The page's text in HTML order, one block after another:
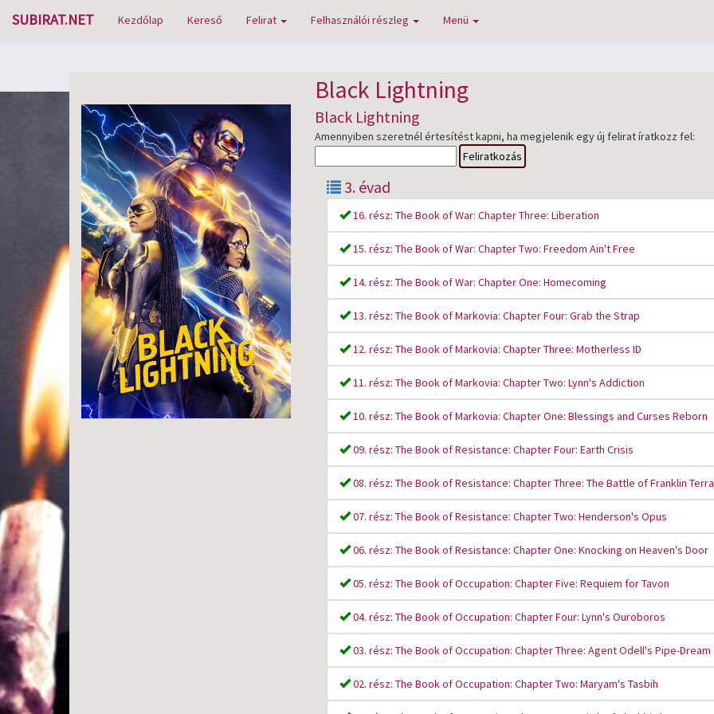
SUBIRAT.NET Kezdőlap Kereső Felirat Felhasználói részleg Menü
Black Lightning
Black Lightning
Amennyiben szeretnél értesítést kapni, ha megjelenik egy új felirat íratkozz fel:
Feliratkozás
3. évad
16. rész: The Book of War: Chapter Three: Liberation
15. rész: The Book of War: Chapter Two: Freedom Ain't Free
14. rész: The Book of War: Chapter One: Homecoming
13. rész: The Book of Markovia: Chapter Four: Grab the Strap
12. rész: The Book of Markovia: Chapter Three: Motherless ID
11. rész: The Book of Markovia: Chapter Two: Lynn's Addiction
10. rész: The Book of Markovia: Chapter One: Blessings and Curses Reborn
09. rész: The Book of Resistance: Chapter Four: Earth Crisis
08. rész: The Book of Resistance: Chapter Three: The Battle of Franklin
07. rész: The Book of Resistance: Chapter Two: Henderson's Opus
06. rész: The Book of Resistance: Chapter One: Knocking on Heaven's Door
05. rész: The Book of Occupation: Chapter Five: Requiem for Tavon
04. rész: The Book of Occupation: Chapter Four: Lynn's Ouroboros
03. rész: The Book of Occupation: Chapter Three: Agent Odell's Pipe-Dream
02. rész: The Book of Occupation: Chapter Two: Maryam's Tasbih